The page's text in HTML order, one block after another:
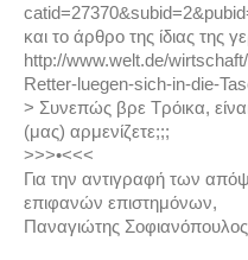
και το άρθρο της ίδιας της
http://www.welt.de/
Retter-luegen-sich-in-die-
> Συνεπώς βρε Τρόικα,
(μας) αρμενίζετε;;;
>>>•<<<
Για την αντιγραφή των
επιφανών επιστημόνων,
Παναγιώτης Σοφιανόπουλος